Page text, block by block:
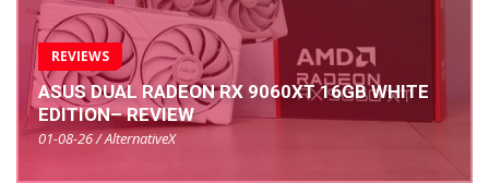
REVIEWS
ASUS DUAL RADEON RX 9060XT 16GB WHITE
EDITION– REVIEW
01-08-26 / AlternativeX